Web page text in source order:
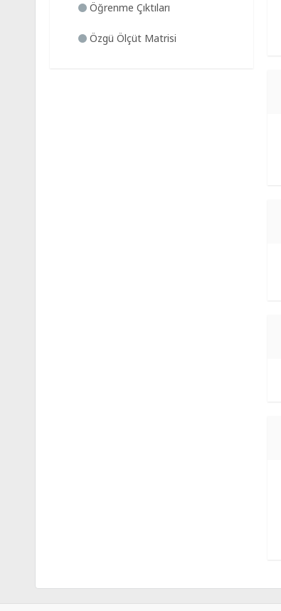
Öğrenme Çıktıları
Özgü Ölçüt Matrisi